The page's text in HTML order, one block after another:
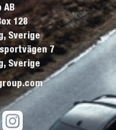
AB
128
Sverige
7
Sverige